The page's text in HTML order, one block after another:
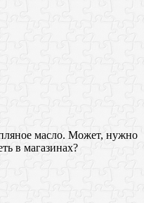
масло. Может, нужно
в магазинах?